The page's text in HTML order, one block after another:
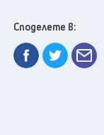
Споделете в: